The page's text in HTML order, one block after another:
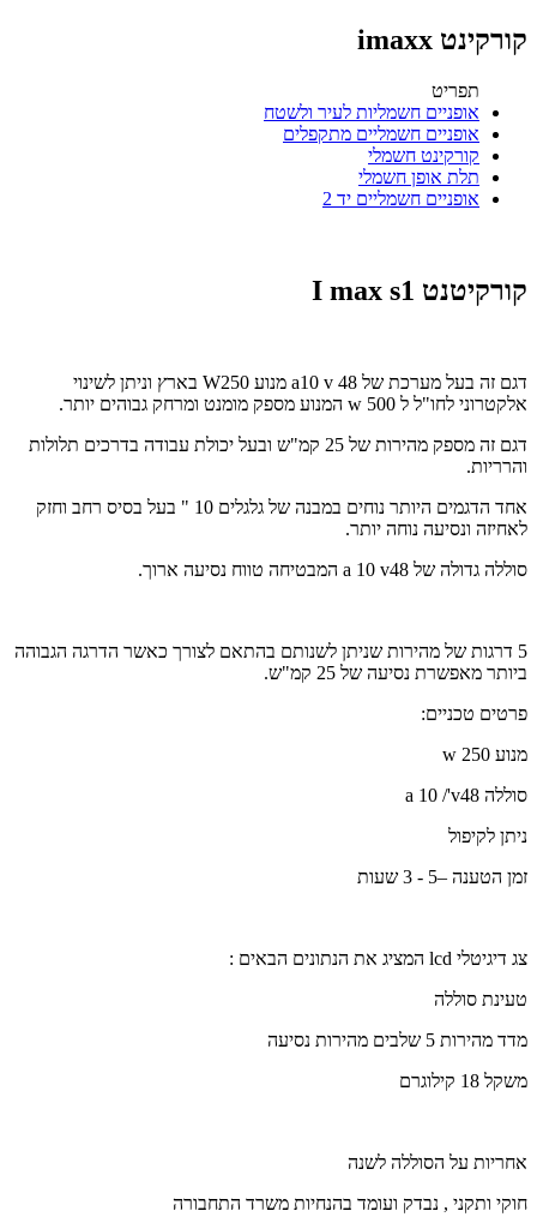
קורקינט imaxx
תפריט
אופניים חשמליות לעיר ולשטח
אופניים חשמליים מתקפלים
קורקינט חשמלי
תלת אופן חשמלי
אופניים חשמליים יד 2
קורקיטנט I max s1
דגם זה בעל מערכת של 48 v
a מנוע 250 W בארץ וניתן לשינוי
אלקטרוני לחו"ל ל 500
w המנוע מספק מומנט ומרחק גבוהים יותר.
דגם זה מספק מהירות של 25 קמ"ש ובעל יכולת עבודה בדרכים תלולות
והרריות.
אחד הדגמים היותר נוחים במבנה של גלגלים 10 " בעל בסיס רחב וחזק
לאחיזה ונסיעה נוחה יותר.
סוללה גדולה של 48
v
a המבטיחה טווח נסיעה ארוך.
5 דרגות של מהירות שניתן לשנותם בהתאם לצורך כאשר הדרגה הגבוהה
ביותר מאפשרת נסיעה של 25 קמ"ש.
פרטים טכניים:
מנוע 250
w
סוללה 48
v
'
/
a
ניתן לקיפול
זמן הטענה –5 - 3 שעות
צג דיגיטלי lcd המציג את הנתונים הבאים :
טעינת סוללה
מדד מהירות 5 שלבים מהירות נסיעה
משקל 18 קילוגרם
אחריות על הסוללה לשנה
חוקי ותקני , נבדק ועומד בהנחיות משרד התחבורה